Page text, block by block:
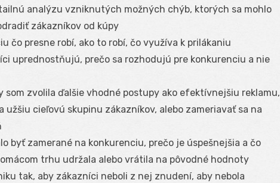
analýzu vzniknutých možných chýb, ktorých sa mohlo
zákazníkov od kúpy
čo presne robí, ako to robí, čo využíva k prilákaniu
uprednostňujú, prečo sa rozhodujú pre konkurenciu a nie
som zvolila ďalšie vhodné postupy ako efektívnejšiu reklamu,
užšiu cieľovú skupinu zákazníkov, alebo zameriavať sa na
byť zamerané na konkurenciu, prečo je úspešnejšia a čo
trhu udržala alebo vrátila na pôvodné hodnoty
tak, aby zákazníci neboli z nej znudení, aby nebola